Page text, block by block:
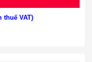
thuế VAT)